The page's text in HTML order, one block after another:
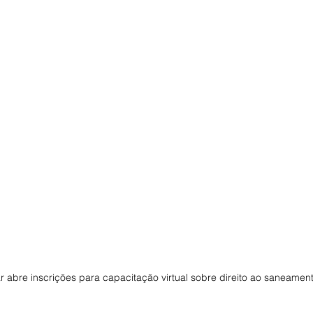
abre inscrições para capacitação virtual sobre direito ao